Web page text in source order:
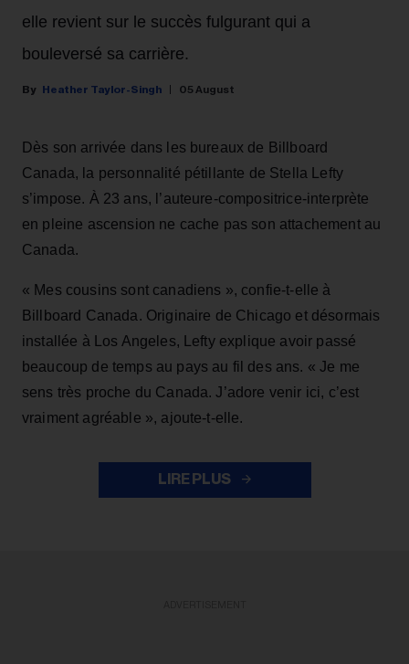
elle revient sur le succès fulgurant qui a
bouleversé sa carrière.
Heather Taylor-Singh 05 August
Dès son arrivée dans les bureaux de Billboard
Canada, la personnalité pétillante de Stella Lefty
s’impose. À 23 ans, l’auteure-compositrice-interprète
en pleine ascension ne cache pas son attachement au
Canada.
« Mes cousins sont canadiens », confie-t-elle à
Billboard Canada. Originaire de Chicago et désormais
installée à Los Angeles, Lefty explique avoir passé
beaucoup de temps au pays au fil des ans. « Je me
sens très proche du Canada. J’adore venir ici, c’est
vraiment agréable », ajoute-t-elle.
LIRE PLUS